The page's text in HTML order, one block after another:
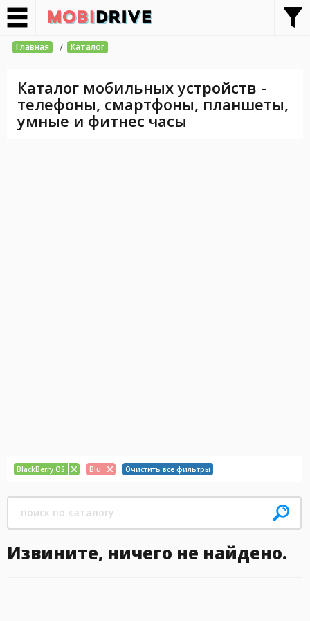
Главная / Каталог
Каталог мобильных устройств -
телефоны, смартфоны, планшеты,
умные и фитнес часы
BlackBerry OS Blu Очистить все фильтры
Извините, ничего не найдено.